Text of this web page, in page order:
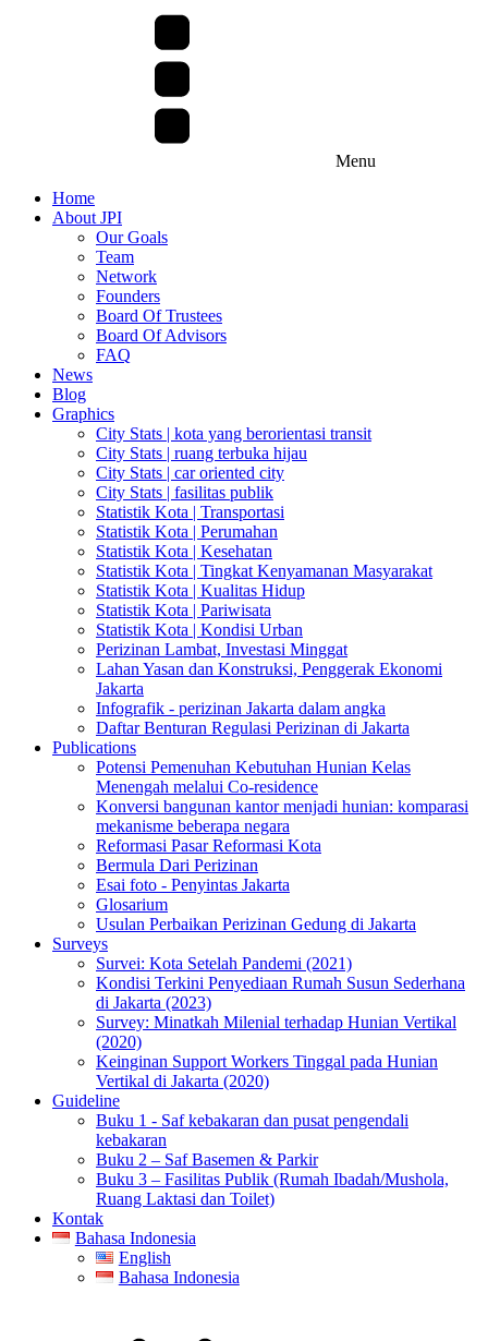
Menu
Home
About JPI
Our Goals
Team
Network
Founders
Board Of Trustees
Board Of Advisors
FAQ
News
Blog
Graphics
City Stats | kota yang berorientasi transit
City Stats | ruang terbuka hijau
City Stats | car oriented city
City Stats | fasilitas publik
Statistik Kota | Transportasi
Statistik Kota | Perumahan
Statistik Kota | Kesehatan
Statistik Kota | Tingkat Kenyamanan Masyarakat
Statistik Kota | Kualitas Hidup
Statistik Kota | Pariwisata
Statistik Kota | Kondisi Urban
Perizinan Lambat, Investasi Minggat
Lahan Yasan dan Konstruksi, Penggerak Ekonomi
Jakarta
Infografik - perizinan Jakarta dalam angka
Daftar Benturan Regulasi Perizinan di Jakarta
Publications
Potensi Pemenuhan Kebutuhan Hunian Kelas
Menengah melalui Co-residence
Konversi bangunan kantor menjadi hunian: komparasi
mekanisme beberapa negara
Reformasi Pasar Reformasi Kota
Bermula Dari Perizinan
Esai foto - Penyintas Jakarta
Glosarium
Usulan Perbaikan Perizinan Gedung di Jakarta
Surveys
Survei: Kota Setelah Pandemi (2021)
Kondisi Terkini Penyediaan Rumah Susun Sederhana
di Jakarta (2023)
Survey: Minatkah Milenial terhadap Hunian Vertikal
(2020)
Keinginan Support Workers Tinggal pada Hunian
Vertikal di Jakarta (2020)
Guideline
Buku 1 - Saf kebakaran dan pusat pengendali
kebakaran
Buku 2 – Saf Basemen & Parkir
Buku 3 – Fasilitas Publik (Rumah Ibadah/Mushola,
Ruang Laktasi dan Toilet)
Kontak
Bahasa Indonesia
English
Bahasa Indonesia